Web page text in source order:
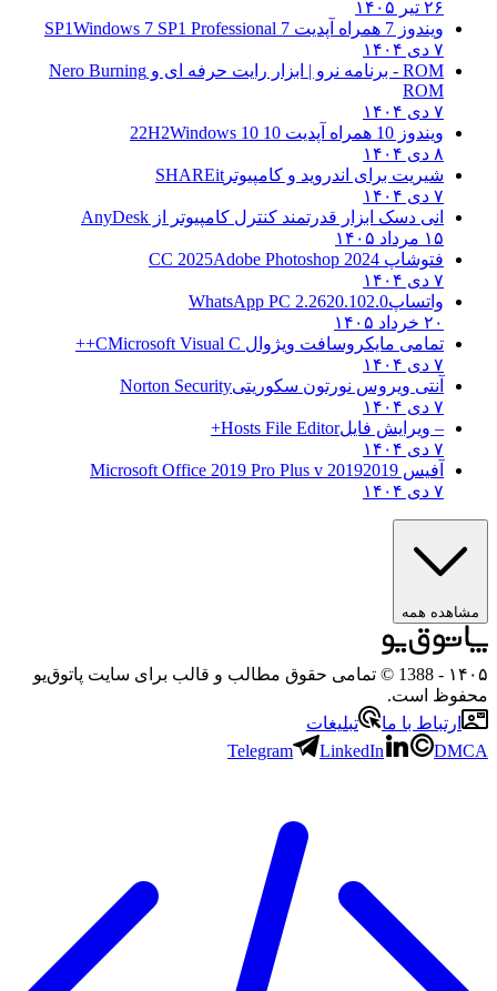
۲۶ تیر ۱۴۰۵
ویندوز 7 همراه آپدیت 7 SP1
Windows 7 SP1 Professional
۷ دی ۱۴۰۴
ROM - برنامه نرو | ابزار رایت حرفه ای و
Nero Burning
ROM
۷ دی ۱۴۰۴
ویندوز 10 همراه آپدیت 10 22H2
Windows 10
۸ دی ۱۴۰۴
شیریت برای اندروید و کامپیوتر SHAREit
۷ دی ۱۴۰۴
انی دسک ابزار قدرتمند کنترل کامپیوتر از AnyDesk
۱۵ مرداد ۱۴۰۵
فتوشاپ CC 2025 Adobe Photoshop 2024
۷ دی ۱۴۰۴
واتساپWhatsApp PC 2.2620.102.0
۲۰ خرداد ۱۴۰۵
تمامی مایکروسافت ویژوال C Microsoft Visual C++
۷ دی ۱۴۰۴
آنتی ویروس نورتون سکوریتیNorton Security
۷ دی ۱۴۰۴
– ویرایش فایلHosts File Editor+
۷ دی ۱۴۰۴
آفیس 2019 2019 Microsoft Office 2019 Pro Plus v
۷ دی ۱۴۰۴
مشاهده همه
۱۴۰۵
- 1388 © تمامی حقوق مطالب و قالب برای سایت پاتوق‌یو
محفوظ است.
ارتباط با ما
تبلیغات
Telegram
LinkedIn DMCA